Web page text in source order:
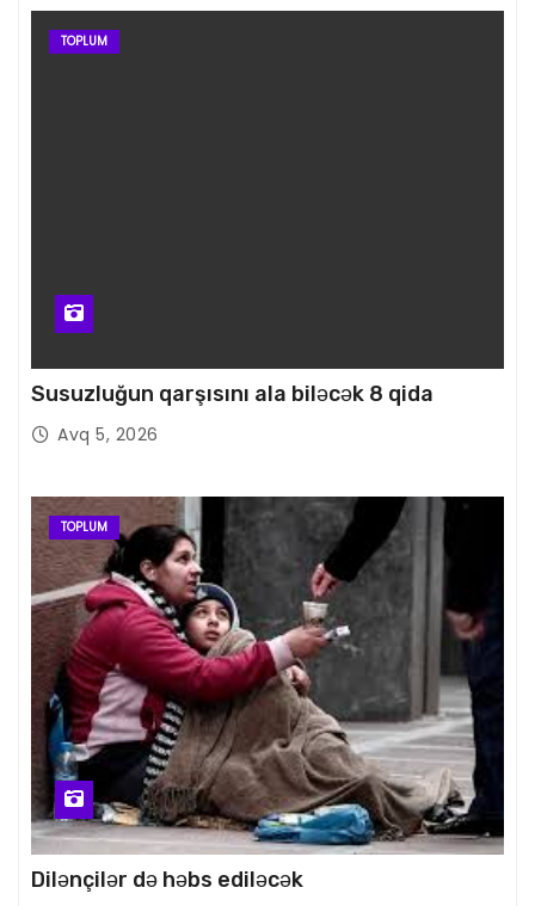
TOPLUM
Susuzluğun qarşısını ala biləcək 8 qida
Avq 5, 2026
TOPLUM
Dilənçilər də həbs ediləcək